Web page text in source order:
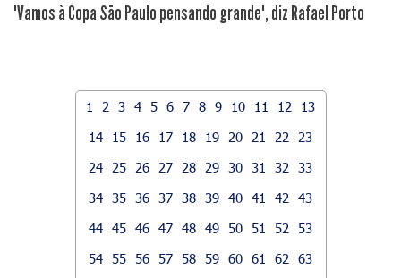
"Vamos à Copa São Paulo pensando grande", diz Rafael Porto
1 2 3 4 5 6 7 8 9 10 11 12
13
14
15 16 17 18 19 20 21 22
23
24
25 26 27 28 29 30 31 32
33
34 35 36 37 38 39 40 41 42
43
44 45 46 47 48 49 50 51 52
53
54 55 56 57 58 59 60 61 62
63